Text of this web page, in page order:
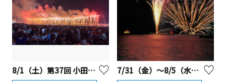
8/1（土）第37回 小田原酒匂川花火大会 7/31（金）～8/5（水）芦ノ湖夏まつりウィーク 花火